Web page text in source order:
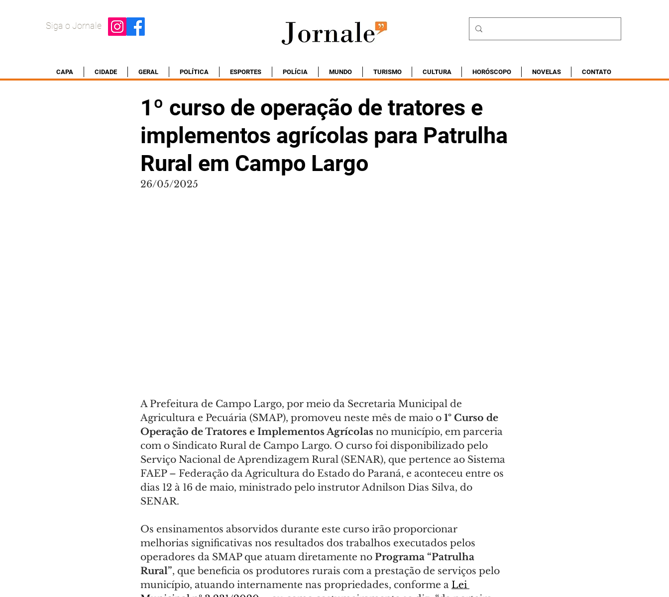
Siga o Jornale
CAPA CIDADE GERAL POLÍTICA ESPORTES POLÍCIA MUNDO TURISMO CULTURA HORÓSCOPO NOVELAS CONTATO
1º curso de operação de tratores e
implementos agrícolas para Patrulha
Rural em Campo Largo
26/05/2025
A Prefeitura de Campo Largo, por meio da Secretaria Municipal de
Agricultura e Pecuária (SMAP), promoveu neste mês de maio o 1º Curso de
Operação de Tratores e Implementos Agrícolas no município, em parceria
com o Sindicato Rural de Campo Largo. O curso foi disponibilizado pelo
Serviço Nacional de Aprendizagem Rural (SENAR), que pertence ao Sistema
FAEP – Federação da Agricultura do Estado do Paraná, e aconteceu entre os
dias 12 à 16 de maio, ministrado pelo instrutor Adnilson Dias Silva, do
SENAR.
Os ensinamentos absorvidos durante este curso irão proporcionar
melhorias significativas nos resultados dos trabalhos executados pelos
operadores da SMAP que atuam diretamente no Programa “Patrulha
Rural”, que beneficia os produtores rurais com a prestação de serviços pelo
município, atuando internamente nas propriedades, conforme a Lei